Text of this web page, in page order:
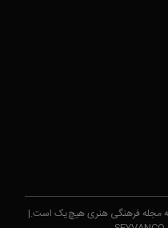
مجله فرهنگی هنری هیچ‌یک است.|